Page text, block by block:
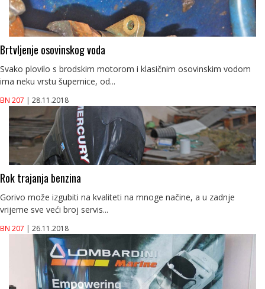
Brtvljenje osovinskog voda
Svako plovilo s brodskim motorom i klasičnim osovinskim vodom
ima neku vrstu šupernice, od...
BN 207 | 28.11.2018
Rok trajanja benzina
Gorivo može izgubiti na kvaliteti na mnoge načine, a u zadnje
vrijeme sve veći broj servis...
BN 207 | 26.11.2018